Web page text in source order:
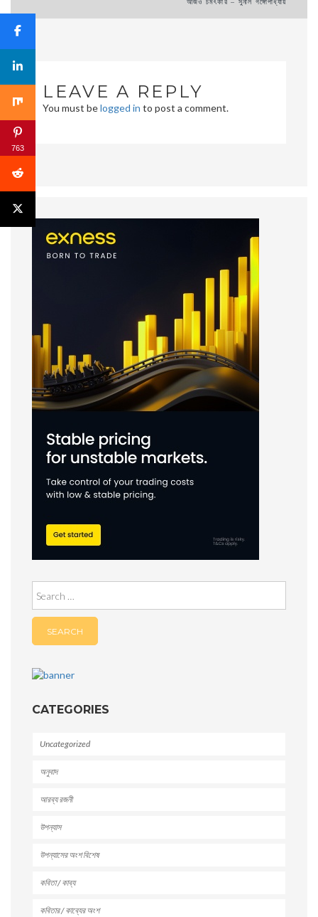
আজও চমৎকার – সুনীল গঙ্গোপাধ্যায়
LEAVE A REPLY
You must belogged in to post a comment.
for:
CATEGORIES
Uncategorized
অনুবাদ
আরব্য রজনী
উপন্যাস
উপন্যাসের অংশ বিশেষ
কবিতা / কাব্য
কবিতার / কাব্যের অংশ
763